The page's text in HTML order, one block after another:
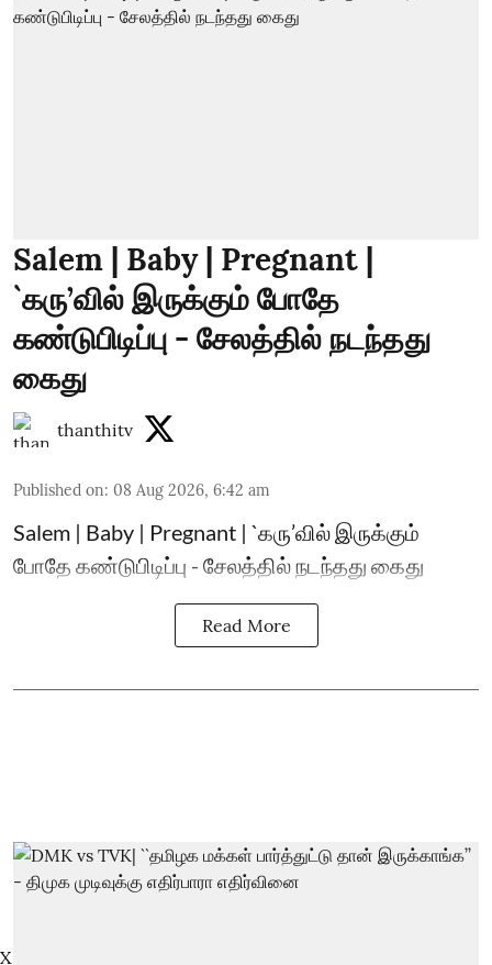
Salem | Baby | Pregnant |
`கரு’வில் இருக்கும் போதே
கண்டுபிடிப்பு - சேலத்தில் நடந்தது
கைது
thanthitv
Published on: 08 Aug 2026, 6:42 am
Salem | Baby | Pregnant | `கரு’வில் இருக்கும்
போதே கண்டுபிடிப்பு - சேலத்தில் நடந்தது கைது
Read More
X